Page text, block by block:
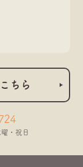
ちら
・祝日